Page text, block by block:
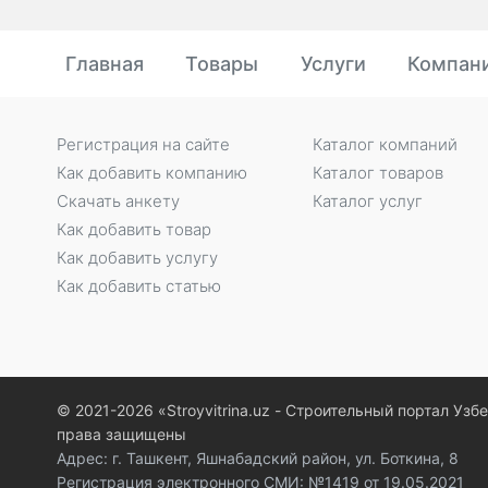
Главная Товары Услуги
Регистрация на сайте
Как добавить компанию
Скачать анкету
Как добавить товар
Как добавить услугу
Как добавить статью
Каталог компаний
Каталог товаров
Каталог услуг
© 2021-2026 «Stroyvitrina.uz - Строительный портал
права защищены
Адрес: г. Ташкент, Яшнабадский район, ул. Боткина, 8
Регистрация электронного СМИ: №1419 от 19.05.2021